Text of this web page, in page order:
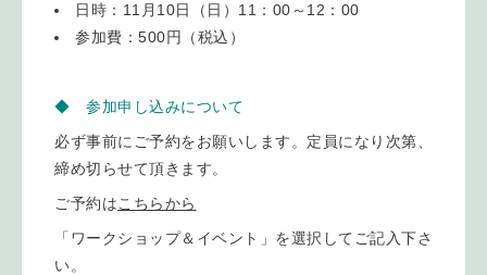
日時：11月10日（日）11：00～12：00
参加費：500円（税込）
◆ 参加申し込みについて
必ず事前にご予約をお願いします。定員になり次第、
締め切らせて頂きます。
ご予約はこちらから
「ワークショップ＆イベント」を選択してご記入下さ
い。